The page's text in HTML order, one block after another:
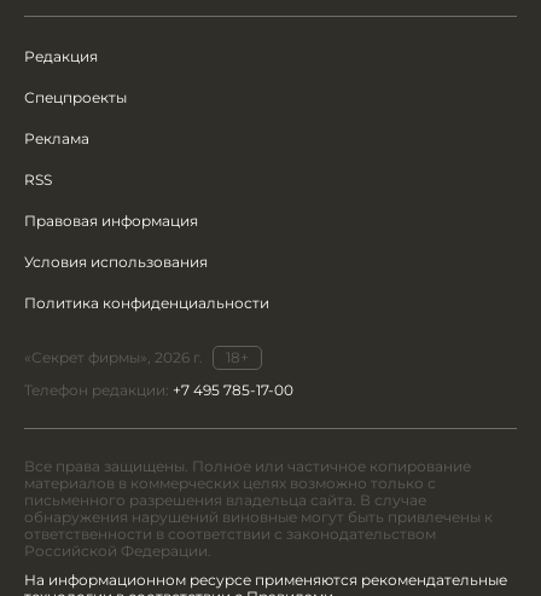
Редакция
Спецпроекты
Реклама
RSS
Правовая информация
Условия использования
Политика конфиденциальности
«Секрет фирмы», 2026 г.
18+
Телефон редакции: +7 495 785-17-00
Все права защищены. Полное или частичное копирование
материалов в коммерческих целях возможно только с
письменного разрешения владельца сайта. В случае
обнаружения нарушений виновные могут быть привлечены к
ответственности в соответствии с законодательством
Российской Федерации.
На информационном ресурсе применяются рекомендательные